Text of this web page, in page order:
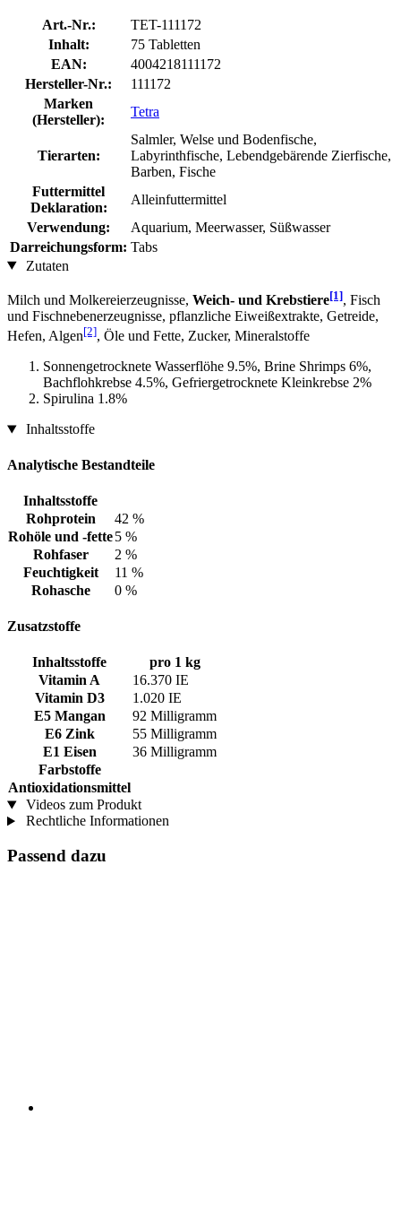
Art.-Nr.:
TET-111172
Inhalt:
75 Tabletten
EAN:
4004218111172
Hersteller-Nr.:
111172
Marken
(Hersteller):
Tetra
Tierarten:
Salmler, Welse und Bodenfische,
Labyrinthfische, Lebendgebärende Zierfische,
Barben, Fische
Futtermittel
Deklaration:
Alleinfuttermittel
Verwendung:
Aquarium, Meerwasser, Süßwasser
Darreichungsform: Tabs
Zutaten
Milch und Molkereierzeugnisse, Weich- und Krebstiere[1], Fisch
und Fischnebenerzeugnisse, pflanzliche Eiweißextrakte, Getreide,
Hefen, Algen[2], Öle und Fette, Zucker, Mineralstoffe
Sonnengetrocknete Wasserflöhe 9.5%, Brine Shrimps 6%,
Bachflohkrebse 4.5%, Gefriergetrocknete Kleinkrebse 2%
Spirulina 1.8%
Inhaltsstoffe
Analytische Bestandteile
Inhaltsstoffe
Rohprotein
42 %
Rohöle und -fette5 %
Rohfaser
2 %
Feuchtigkeit
11 %
Rohasche
0 %
Zusatzstoffe
Inhaltsstoffe
pro 1 kg
Vitamin A
16.370 IE
Vitamin D3
1.020 IE
E5 Mangan
92 Milligramm
E6 Zink
55 Milligramm
E1 Eisen
36 Milligramm
Farbstoffe
Antioxidationsmittel
Videos zum Produkt
Rechtliche Informationen
Passend dazu